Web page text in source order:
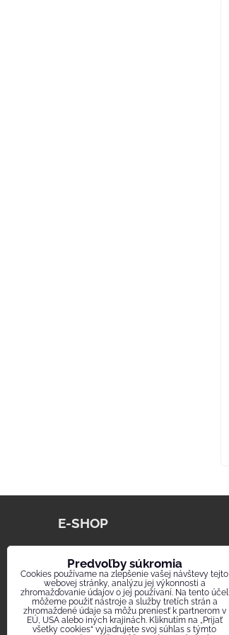
E-SHOP
Sklenené ventilátory CATA
Snehobiele ventilátory U-COMFORT
Poistky Cooper Bussmann
Predvoľby súkromia
Cookies používame na zlepšenie vašej návštevy tejto
webovej stránky, analýzu jej výkonnosti a
zhromažďovanie údajov o jej používaní. Na tento účel
môžeme použiť nástroje a služby tretích strán a
zhromaždené údaje sa môžu preniesť k partnerom v
EÚ, USA alebo iných krajinách. Kliknutím na „Prijať
všetky cookies“ vyjadrujete svoj súhlas s týmto